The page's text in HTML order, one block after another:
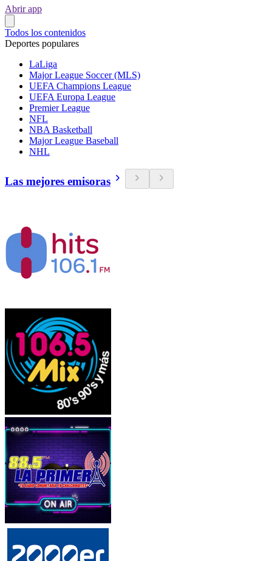
Abrir app
Todos los contenidos
Deportes populares
LaLiga
Major League Soccer (MLS)
UEFA Champions League
UEFA Europa League
Premier League
NFL
NBA Basketball
Major League Baseball
NHL
Las mejores emisoras